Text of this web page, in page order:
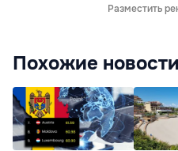
Разместить
Похожие новости